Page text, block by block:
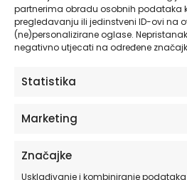
partnerima obradu osobnih podataka
pregledavanju ili jedinstveni ID-ovi na
(ne)personalizirane oglase.
negativno utjecati na određene
Statistika
Marketing
Značajke
Usklađivanje i kombiniranje
Naljepnice za zid dječje sobe |
na
stranici
proizvoda